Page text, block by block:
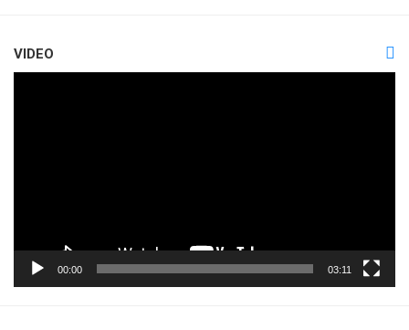
VIDEO
00:00 03:11